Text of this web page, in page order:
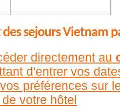
sejours Vietnam
directement au
d'entrer vos
préférences sur
votre hôtel